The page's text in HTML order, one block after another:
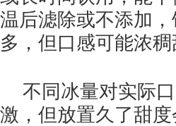
温后滤除或不添加
多，但口感可能浓稠
不同冰量对实际
激，但放置久了甜